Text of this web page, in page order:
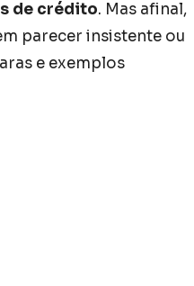
de crédito. Mas afinal,
parecer insistente ou
e exemplos